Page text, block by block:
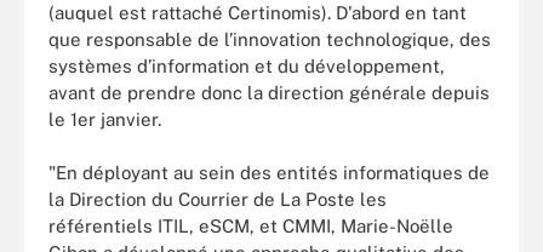
(auquel est rattaché Certinomis). D'abord en tant
que responsable de l’innovation technologique, des
systèmes d’information et du développement,
avant de prendre donc la direction générale depuis
le 1er janvier.
"En déployant au sein des entités informatiques de
la Direction du Courrier de La Poste les
référentiels ITIL, eSCM, et CMMI, Marie-Noëlle